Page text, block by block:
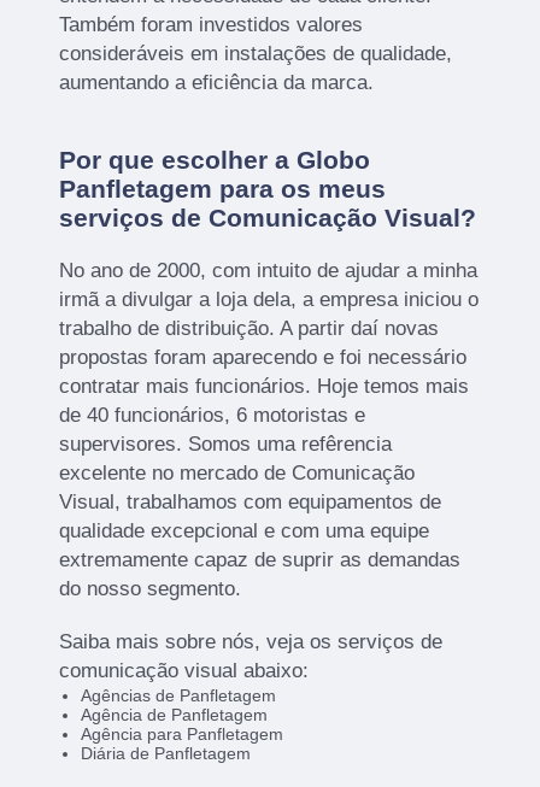
Também foram investidos valores
consideráveis em instalações de qualidade,
aumentando a eficiência da marca.
Por que escolher a Globo
Panfletagem para os meus
serviços de Comunicação Visual?
No ano de 2000, com intuito de ajudar a minha
irmã a divulgar a loja dela, a empresa iniciou o
trabalho de distribuição. A partir daí novas
propostas foram aparecendo e foi necessário
contratar mais funcionários. Hoje temos mais
de 40 funcionários, 6 motoristas e
supervisores. Somos uma refêrencia
excelente no mercado de Comunicação
Visual, trabalhamos com equipamentos de
qualidade excepcional e com uma equipe
extremamente capaz de suprir as demandas
do nosso segmento.
Saiba mais sobre nós, veja os serviços de
comunicação visual abaixo:
Agências de Panfletagem
Agência de Panfletagem
Agência para Panfletagem
Diária de Panfletagem